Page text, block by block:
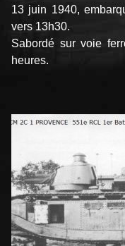
13 juin 1940,
vers 13h30.
Sabordé sur voie
heures.